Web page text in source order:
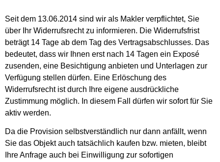
Seit dem 13.06.2014 sind wir als Makler verpflichtet, Sie
über Ihr Widerrufsrecht zu informieren. Die Widerrufsfrist
beträgt 14 Tage ab dem Tag des Vertragsabschlusses. Das
bedeutet, dass wir Ihnen erst nach 14 Tagen ein Exposé
zusenden, eine Besichtigung anbieten und Unterlagen zur
Verfügung stellen dürfen. Eine Erlöschung des
Widerrufsrecht ist durch Ihre eigene ausdrückliche
Zustimmung möglich. In diesem Fall dürfen wir sofort für Sie
aktiv werden.
Da die Provision selbstverständlich nur dann anfällt, wenn
Sie das Objekt auch tatsächlich kaufen bzw. mieten, bleibt
Ihre Anfrage auch bei Einwilligung zur sofortigen